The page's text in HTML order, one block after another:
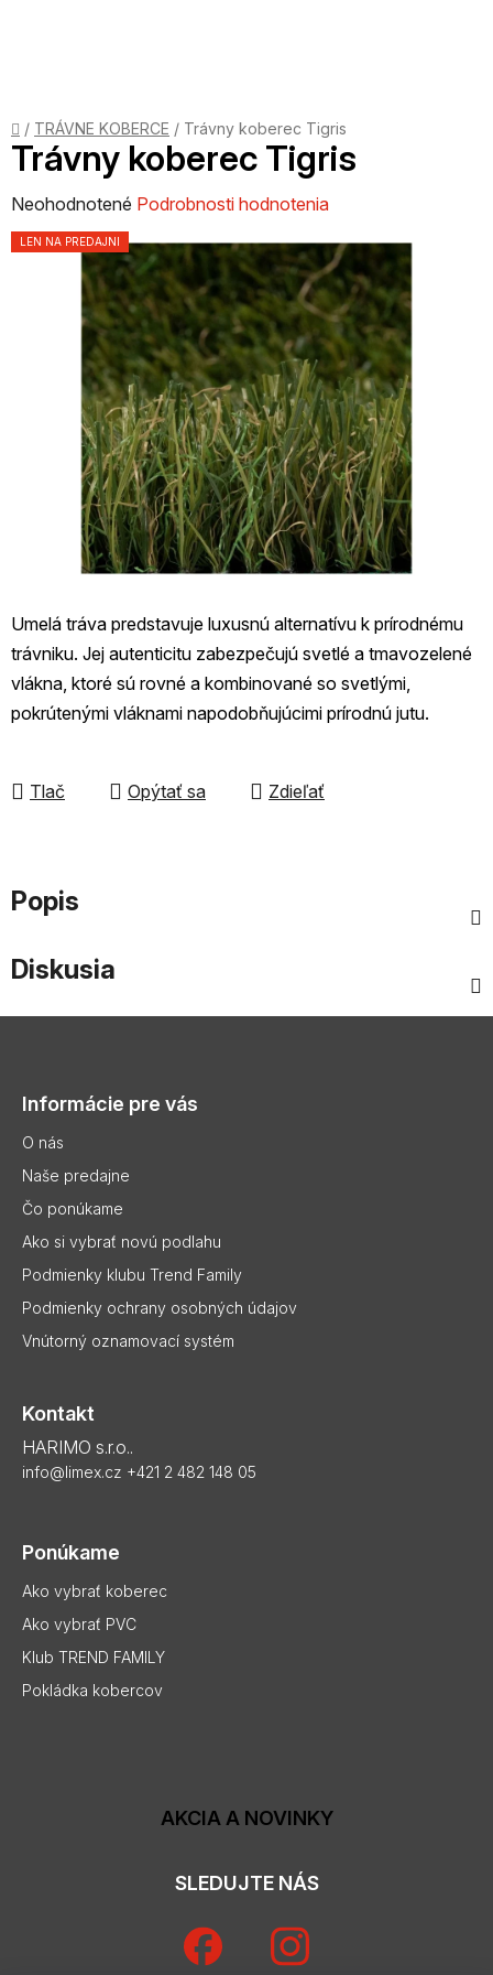
Domov
/ TRÁVNE KOBERCE / Trávny koberec Tigris
Umelá tráva predstavuje luxusnú alternatívu k prírodnému
trávniku. Jej autenticitu zabezpečujú svetlé a tmavozelené
vlákna, ktoré sú rovné a kombinované so svetlými,
pokrútenými vláknami napodobňujúcimi prírodnú jutu.
Tlač Opýtať sa Zdieľať
Trávny koberec Tigris
Priemerné
hodnotenie
hviezdičiek.
Neohodnotené Podrobnosti hodnotenia
LEN NA PREDAJNI
Popis
Diskusia
Informácie pre vás
O nás
Naše predajne
Čo ponúkame
Ako si vybrať novú podlahu
Podmienky klubu Trend Family
Podmienky ochrany osobných údajov
Vnútorný oznamovací systém
Kontakt
HARIMO s.r.o..
info@limex.cz +421 2 482 148 05
Ponúkame
Ako vybrať koberec
Ako vybrať PVC
Klub TREND FAMILY
Pokládka kobercov
AKCIA A NOVINKY
SLEDUJTE NÁS